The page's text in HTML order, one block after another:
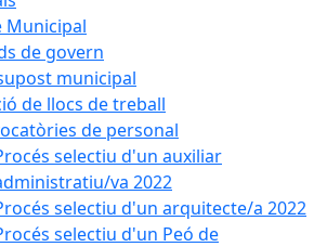
Municipal
de govern
municipal
de llocs de treball
de personal
selectiu d'un auxiliar
va 2022
selectiu d'un arquitecte/a 2022
selectiu d'un Peó de